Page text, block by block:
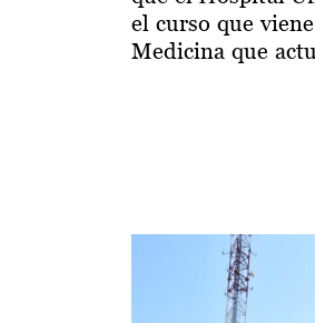
el curso que
Medicina que